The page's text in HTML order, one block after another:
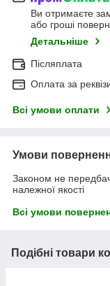
Ви отримаєте
або гроші
Детальніше
Післяплата
Оплата за
Всі умови оплати
Умови
Законом не
належної якості
Всі умови
Подібні товари